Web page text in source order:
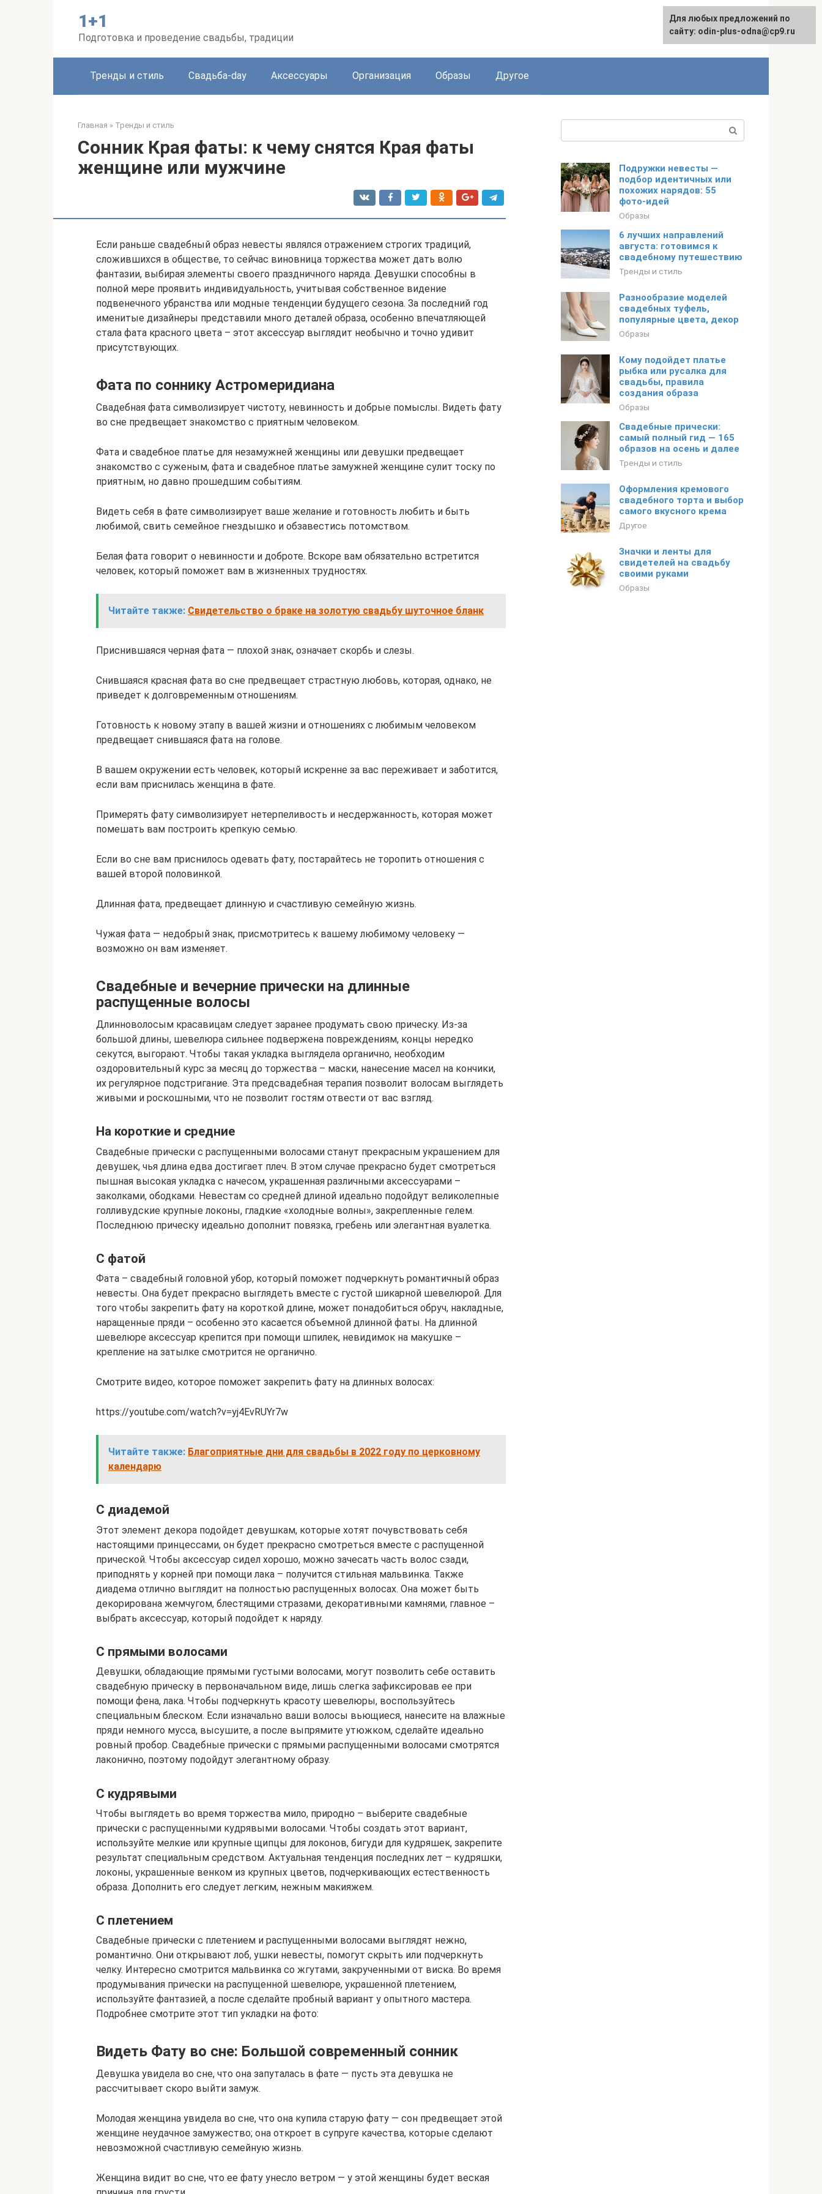
1+1
Подготовка и проведение свадьбы, традиции
Тренды и стиль Свадьба-day Аксессуары Организация Образы Другое
Главная » Тренды и стиль
Сонник Края фаты: к чему снятся Края фаты
женщине или мужчине
Если раньше свадебный образ невесты являлся отражением строгих традиций,
сложившихся в обществе, то сейчас виновница торжества может дать волю
фантазии, выбирая элементы своего праздничного наряда. Девушки способны в
полной мере проявить индивидуальность, учитывая собственное видение
подвенечного убранства или модные тенденции будущего сезона. За последний год
именитые дизайнеры представили много деталей образа, особенно впечатляющей
стала фата красного цвета – этот аксессуар выглядит необычно и точно удивит
присутствующих.
Фата по соннику Астромеридиана
Свадебная фата символизирует чистоту, невинность и добрые помыслы. Видеть фату
во сне предвещает знакомство с приятным человеком.
Фата и свадебное платье для незамужней женщины или девушки предвещает
знакомство с суженым, фата и свадебное платье замужней женщине сулит тоску по
приятным, но давно прошедшим событиям.
Видеть себя в фате символизирует ваше желание и готовность любить и быть
любимой, свить семейное гнездышко и обзавестись потомством.
Белая фата говорит о невинности и доброте. Вскоре вам обязательно встретится
человек, который поможет вам в жизненных трудностях.
Читайте также: Свидетельство о браке на золотую свадьбу шуточное бланк
Приснившаяся черная фата — плохой знак, означает скорбь и слезы.
Снившаяся красная фата во сне предвещает страстную любовь, которая, однако, не
приведет к долговременным отношениям.
Готовность к новому этапу в вашей жизни и отношениях с любимым человеком
предвещает снившаяся фата на голове.
В вашем окружении есть человек, который искренне за вас переживает и заботится,
если вам приснилась женщина в фате.
Примерять фату символизирует нетерпеливость и несдержанность, которая может
помешать вам построить крепкую семью.
Если во сне вам приснилось одевать фату, постарайтесь не торопить отношения с
вашей второй половинкой.
Длинная фата, предвещает длинную и счастливую семейную жизнь.
Чужая фата — недобрый знак, присмотритесь к вашему любимому человеку —
возможно он вам изменяет.
Свадебные и вечерние прически на длинные
распущенные волосы
Длинноволосым красавицам следует заранее продумать свою прическу. Из-за
большой длины, шевелюра сильнее подвержена повреждениям, концы нередко
секутся, выгорают. Чтобы такая укладка выглядела органично, необходим
оздоровительный курс за месяц до торжества – маски, нанесение масел на кончики,
их регулярное подстригание. Эта предсвадебная терапия позволит волосам выглядеть
живыми и роскошными, что не позволит гостям отвести от вас взгляд.
На короткие и средние
Свадебные прически с распущенными волосами станут прекрасным украшением для
девушек, чья длина едва достигает плеч. В этом случае прекрасно будет смотреться
пышная высокая укладка с начесом, украшенная различными аксессуарами –
заколками, ободками. Невестам со средней длиной идеально подойдут великолепные
голливудские крупные локоны, гладкие «холодные волны», закрепленные гелем.
Последнюю прическу идеально дополнит повязка, гребень или элегантная вуалетка.
С фатой
Фата – свадебный головной убор, который поможет подчеркнуть романтичный образ
невесты. Она будет прекрасно выглядеть вместе с густой шикарной шевелюрой. Для
того чтобы закрепить фату на короткой длине, может понадобиться обруч, накладные,
наращенные пряди – особенно это касается объемной длинной фаты. На длинной
шевелюре аксессуар крепится при помощи шпилек, невидимок на макушке –
крепление на затылке смотрится не органично.
Смотрите видео, которое поможет закрепить фату на длинных волосах:
https://youtube.com/watch?v=yj4EvRUYr7w
Читайте также: Благоприятные дни для свадьбы в 2022 году по церковному
календарю
С диадемой
Этот элемент декора подойдет девушкам, которые хотят почувствовать себя
настоящими принцессами, он будет прекрасно смотреться вместе с распущенной
прической. Чтобы аксессуар сидел хорошо, можно зачесать часть волос сзади,
приподнять у корней при помощи лака – получится стильная мальвинка. Также
диадема отлично выглядит на полностью распущенных волосах. Она может быть
декорирована жемчугом, блестящими стразами, декоративными камнями, главное –
выбрать аксессуар, который подойдет к наряду.
С прямыми волосами
Девушки, обладающие прямыми густыми волосами, могут позволить себе оставить
свадебную прическу в первоначальном виде, лишь слегка зафиксировав ее при
помощи фена, лака. Чтобы подчеркнуть красоту шевелюры, воспользуйтесь
специальным блеском. Если изначально ваши волосы вьющиеся, нанесите на влажные
пряди немного мусса, высушите, а после выпрямите утюжком, сделайте идеально
ровный пробор. Свадебные прически с прямыми распущенными волосами смотрятся
лаконично, поэтому подойдут элегантному образу.
С кудрявыми
Чтобы выглядеть во время торжества мило, природно – выберите свадебные
прически с распущенными кудрявыми волосами. Чтобы создать этот вариант,
используйте мелкие или крупные щипцы для локонов, бигуди для кудряшек, закрепите
результат специальным средством. Актуальная тенденция последних лет – кудряшки,
локоны, украшенные венком из крупных цветов, подчеркивающих естественность
образа. Дополнить его следует легким, нежным макияжем.
С плетением
Свадебные прически с плетением и распущенными волосами выглядят нежно,
романтично. Они открывают лоб, ушки невесты, помогут скрыть или подчеркнуть
челку. Интересно смотрится мальвинка со жгутами, закрученными от виска. Во время
продумывания прически на распущенной шевелюре, украшенной плетением,
используйте фантазией, а после сделайте пробный вариант у опытного мастера.
Подробнее смотрите этот тип укладки на фото:
Видеть Фату во сне: Большой современный сонник
Девушка увидела во сне, что она запуталась в фате — пусть эта девушка не
рассчитывает скоро выйти замуж.
Молодая женщина увидела во сне, что она купила старую фату — сон предвещает этой
женщине неудачное замужество; она откроет в супруге качества, которые сделают
невозможной счастливую семейную жизнь.
Женщина видит во сне, что ее фату унесло ветром — у этой женщины будет веская
Подружки невесты —
подбор идентичных или
похожих нарядов: 55
фото-идей
Образы
6 лучших направлений
августа: готовимся к
свадебному путешествию
Тренды и стиль
Разнообразие моделей
свадебных туфель,
популярные цвета, декор
Образы
Кому подойдет платье
рыбка или русалка для
свадьбы, правила
создания образа
Образы
Свадебные прически:
самый полный гид — 165
образов на осень и далее
Тренды и стиль
Оформления кремового
свадебного торта и выбор
самого вкусного крема
Другое
Значки и ленты для
свидетелей на свадьбу
своими руками
Образы
Для любых предложений по
сайту: odin-plus-odna@cp9.ru